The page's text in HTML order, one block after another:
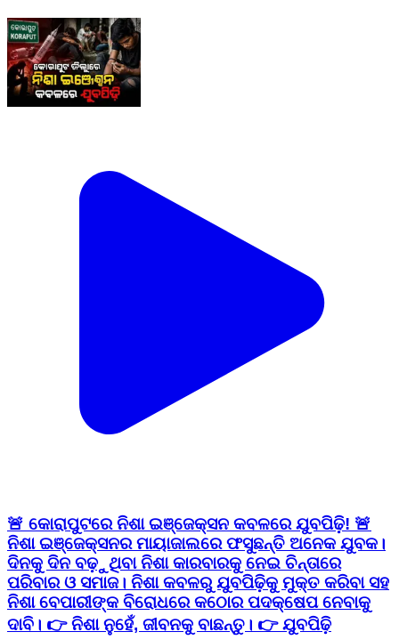
🚨 କୋରାପୁଟରେ ନିଶା ଇଞ୍ଜେକ୍ସନ କବଳରେ ଯୁବପିଢ଼ି! 🚨
ନିଶା ଇଞ୍ଜେକ୍ସନର ମାୟାଜାଲରେ ଫସୁଛନ୍ତି ଅନେକ ଯୁବକ।
ଦିନକୁ ଦିନ ବଢ଼ୁଥିବା ନିଶା କାରବାରକୁ ନେଇ ଚିନ୍ତାରେ
ପରିବାର ଓ ସମାଜ। ନିଶା କବଳରୁ ଯୁବପିଢ଼ିକୁ ମୁକ୍ତ କରିବା ସହ
ନିଶା ବେପାରୀଙ୍କ ବିରୋଧରେ କଠୋର ପଦକ୍ଷେପ ନେବାକୁ
ଦାବି। 👉 ନିଶା ନୁହେଁ, ଜୀବନକୁ ବାଛନ୍ତୁ। 👉 ଯୁବପିଢ଼ି